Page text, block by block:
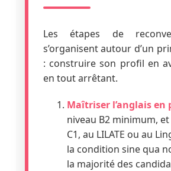
Les étapes de
s’organisent autour d’un
: construire son profil en
en tout arrêtant.
Maîtriser l’anglais en
niveau B2 minimum,
C1, au LILATE ou au
la condition sine qua
la majorité des